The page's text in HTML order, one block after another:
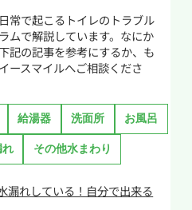
で行うと泡によって便器
あるため、事前に水位
です。また、重曹やクエ
と逆に詰まりの原因に
量を守って作業を行いま
は無理をせず専門業者に
す。
工夫をしてトイレを使う
防になります。
使用する水量が少ない
は大と小の二通りの流し
トペーパーを使用するに
どの理由で小で流した
ーを押し流すための水
まらせてしまう可能性
する水量は節約になりま
常で起こるトイレのトラブル
ムで解説しています。なにか
記の記事を参考にするか、も
ースマイルへご相談くださ
給湯器 洗面所 お風呂
れ その他水まわり
漏れしている！自分で出来る